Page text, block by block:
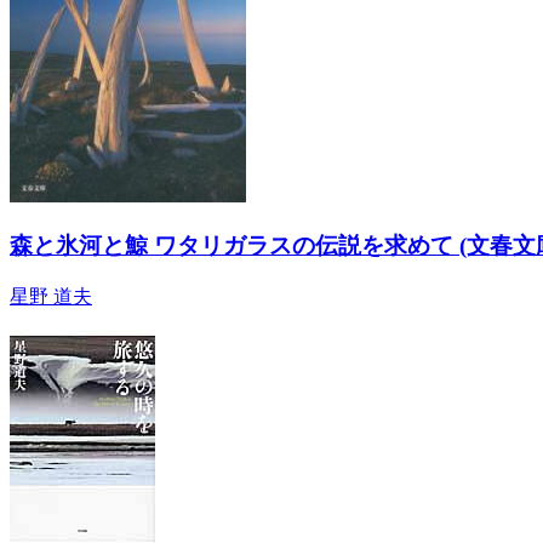
森と氷河と鯨 ワタリガラスの伝説を求めて (文春文
星野 道夫